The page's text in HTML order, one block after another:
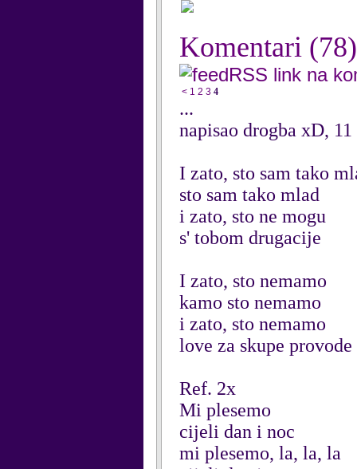
Komentari (78)
RSS link na
< 1 2 3 4
...
napisao drogba xD,
I zato, sto sam tako
sto sam tako mlad
i zato, sto ne mogu
s' tobom drugacije
I zato, sto nemamo
kamo sto nemamo
i zato, sto nemamo
love za skupe provode
Ref. 2x
Mi plesemo
cijeli dan i noc
mi plesemo, la, la, la